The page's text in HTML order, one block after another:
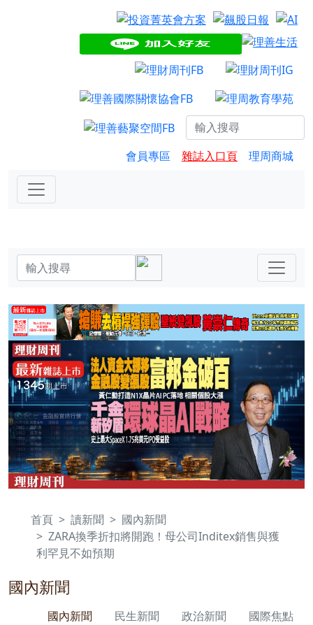
會員專區 雜誌入口頁 理周商城
首頁 讀新聞
國內新聞
ZARA換季折扣將開跑！母公司Inditex銷售與獲
利罕見不如預期
國內新聞
國內新聞 民生新聞 政治新聞
國際焦點